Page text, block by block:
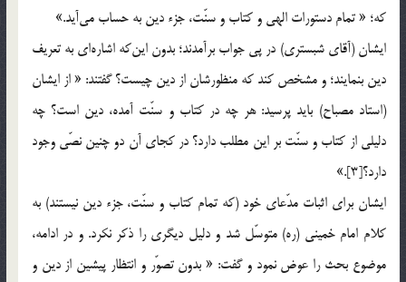
كه؛ « تمام دستورات الهي و كتاب و سنّت، جزء دين به حساب مي‎آيد.»
ايشان (آقاي شبستري) در پي جواب برآمدند؛ بدون اين‎كه اشاره‎اي به تعريف
دين بنمايند؛ و مشخص کند كه منظورشان از دين چيست؟ گفتند: « از ايشان
(استاد مصباح) بايد پرسيد: هر چه در كتاب و سنّت آمده، دين است؟ چه
دليلي از كتاب و سنّت بر اين مطلب دارد؟ در كجاي آن دو چنين نصّي وجود
دارد؟[3].»
ايشان براي اثبات مدّعاي خود (كه تمام كتاب و سنّت، جزء دين نيستند) به
كلام امام خميني (ره) متوسّل شد و دليل ديگري را ذكر نكرد. و در ادامه،
موضوع بحث را عوض نمود و گفت: « بدون تصوّر و انتظار پيشين از دين و